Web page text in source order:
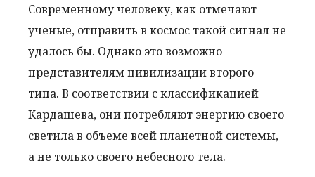
Современному человеку, как отмечают
ученые, отправить в космос такой сигнал не
удалось бы. Однако это возможно
представителям цивилизации второго
типа. В соответствии с классификацией
Кардашева, они потребляют энергию своего
светила в объеме всей планетной системы,
а не только своего небесного тела.